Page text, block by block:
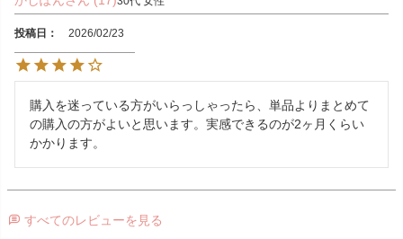
投稿日 2026/02/23
購入を迷っている方がいらっしゃったら、単品よりまとめて
の購入の方がよいと思います。実感できるのが2ヶ月くらい
かかります。
すべてのレビューを見る